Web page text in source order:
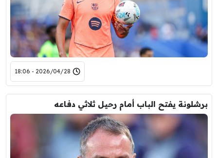
2026/04/28 - 18:06
برشلونة يفتح الباب أمام رحيل ثلاثي دفاعه